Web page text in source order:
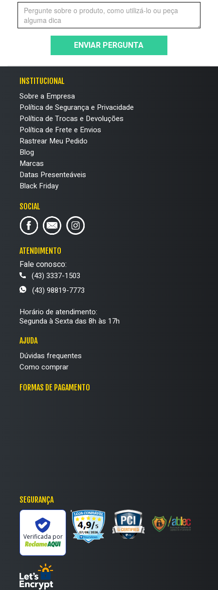
ENVIAR PERGUNTA
INSTITUCIONAL
Sobre a Empresa
Política de Segurança e Privacidade
Política de Trocas e Devoluções
Política de Frete e Envios
Rastrear Meu Pedido
Blog
Marcas
Datas Presenteáveis
Black Friday
SOCIAL
ATENDIMENTO
Fale conosco:
(43) 3337-1503
(43) 98819-7773
Horário de atendimento:
Segunda à Sexta das 8h às 17h
AJUDA
Dúvidas frequentes
Como comprar
FORMAS DE PAGAMENTO
SEGURANÇA
Verificada por
'